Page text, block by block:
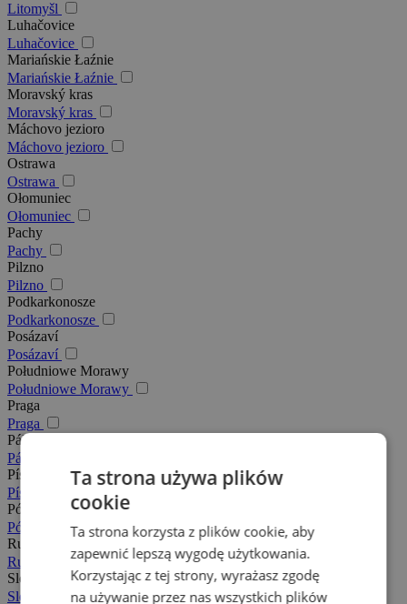
Litomyšl
Luhačovice
Luhačovice
Mariańskie Łaźnie
Mariańskie Łaźnie
Moravský kras
Moravský kras
Máchovo jezioro
Máchovo jezioro
Ostrawa
Ostrawa
Ołomuniec
Ołomuniec
Pachy
Pachy
Pilzno
Pilzno
Podkarkonosze
Podkarkonosze
Posázaví
Posázaví
Południowe Morawy
Południowe Morawy
Praga
Praga
Pálava
Pálava
Písek
Písek
Północne Morawy
Północne Morawy
Rudawy
Rudawy
Slovácko
Slovácko
Ta strona używa plików
cookie
Ta strona korzysta z plików cookie, aby
zapewnić lepszą wygodę użytkowania.
Korzystając z tej strony, wyrażasz zgodę
na używanie przez nas wszystkich plików